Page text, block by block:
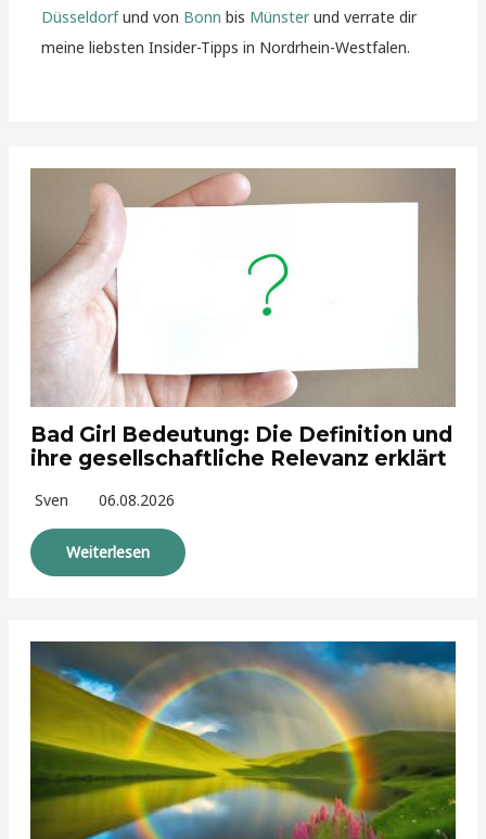
Düsseldorfund von Bonn bis Münsterund verrate dir
meine liebsten Insider-Tipps in Nordrhein-Westfalen.
Bad Girl Bedeutung: Die Definition und
ihre gesellschaftliche Relevanz erklärt
Sven 06.08.2026
Weiterlesen